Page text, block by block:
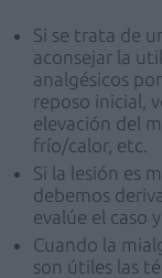
Si se trata de
aconsejar la
analgésicos
reposo inicial,
elevación del
frío/calor, etc.
Si la lesión es
debemos
evalúe el caso
Cuando la
son útiles las